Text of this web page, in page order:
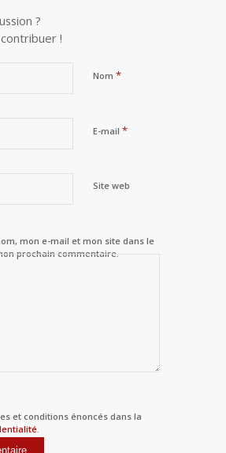
?
!
Nom *
E-mail *
Site web
mon e-mail et mon site dans le
prochain commentaire.
et conditions énoncés dans la